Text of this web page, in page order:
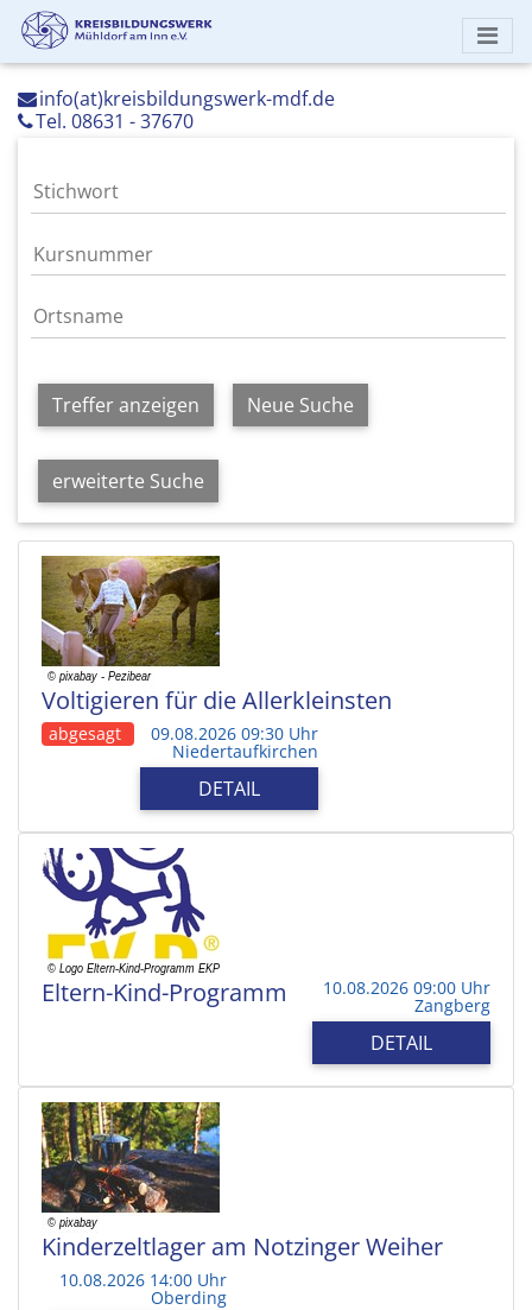
info(at)kreisbildungswerk-mdf.de
Tel. 08631 - 37670
Treffer anzeigen Neue Suche
erweiterte Suche
Voltigieren für die Allerkleinsten
abgesagt 09.08.2026 09:30 Uhr
Niedertaufkirchen
DETAIL
Eltern-Kind-Programm 10.08.2026 09:00 Uhr
Zangberg
DETAIL
Kinderzeltlager am Notzinger Weiher
10.08.2026 14:00 Uhr
Oberding